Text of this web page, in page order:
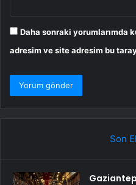
Daha sonraki yorumlarımda
adresim ve site adresim bu
Son